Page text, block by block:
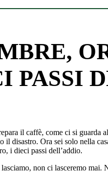
PASSI
il caffè, come ci si
disastro. Ora sei solo nella
i dieci passi dell’addio.
non ci lasceremo